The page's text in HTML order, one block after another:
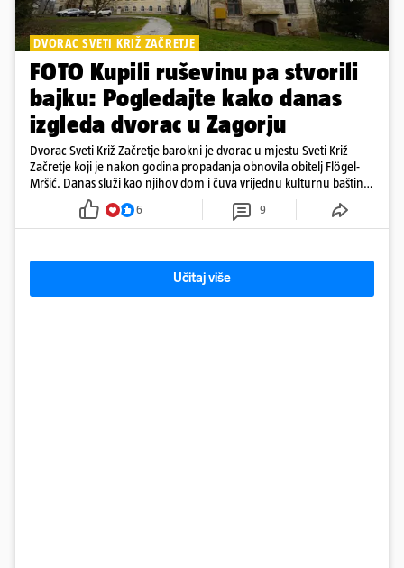
DVORAC SVETI KRIŽ ZAČRETJE
FOTO Kupili ruševinu pa stvorili
bajku: Pogledajte kako danas
izgleda dvorac u Zagorju
Dvorac Sveti Križ Začretje barokni je dvorac u mjestu Sveti Križ
Začretje koji je nakon godina propadanja obnovila obitelj Flögel-
Mršić. Danas služi kao njihov dom i čuva vrijednu kulturnu baštinu
davno zaboravljenog vremena
6 9
Učitaj više